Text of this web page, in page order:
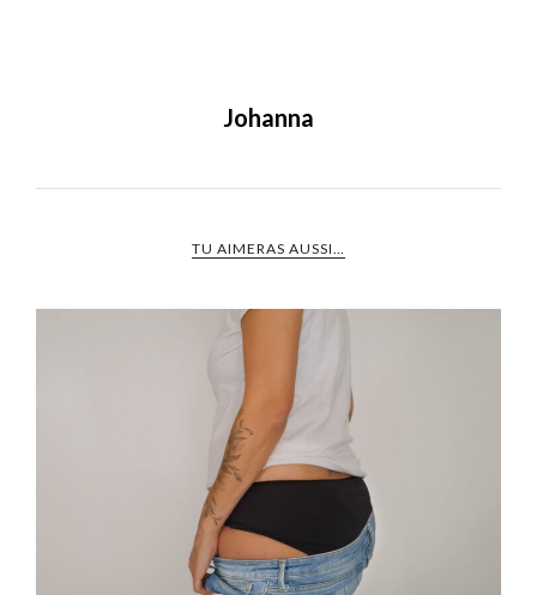
Johanna
TU AIMERAS AUSSI…